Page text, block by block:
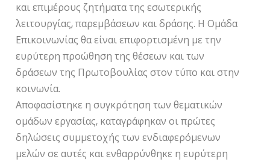
και επιμέρους ζητήματα της εσωτερικής
λειτουργίας, παρεμβάσεων και δράσης. Η Ομάδα
Επικοινωνίας θα είναι επιφορτισμένη με την
ευρύτερη προώθηση της θέσεων και των
δράσεων της Πρωτοβουλίας στον τύπο και στην
κοινωνία.
Αποφασίστηκε η συγκρότηση των θεματικών
ομάδων εργασίας, καταγράφηκαν οι πρώτες
δηλώσεις συμμετοχής των ενδιαφερόμενων
μελών σε αυτές και ενθαρρύνθηκε η ευρύτερη